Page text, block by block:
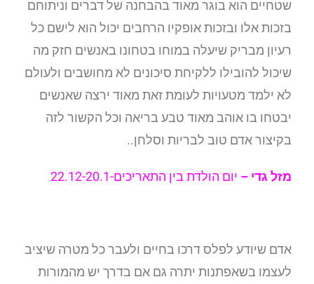
שטחיים הוא בוגר מאוד בהבחנה של דברים וניתוחם
בזכות אלו ובזכות אופקיו הרחבים יכול הוא לישם כל
רעיון מבריק שיעלה במוחו בטחונו באנשים חזק מה
שיכול להובילו ללקיחת סיכונים לא מחושבים ולעולם
לא ילמד מטעויות לעומת זאת מאוד ירצה שאנשים
יבטחו בו אוהב מאוד טבע בריאה וכל הקשור לזה
בקיצור אדם טוב לבריות וסלחן..
מזל גדי – יום הולדת בין התאריכים-22.12-20.1
אדם שיודע לפלס דרכו בחיים ולעבר כל מטרה שיציב
לעצמו בשאפתנות יתרה גם אם בדרך יש מהמורות